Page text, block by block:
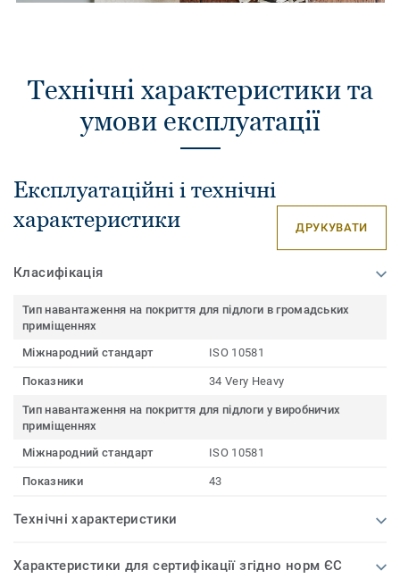
Технічні характеристики та
умови експлуатації
Експлуатаційні і технічні
характеристики
ДРУКУВАТИ
Класифікація
Тип навантаження на покриття для підлоги в громадських
приміщеннях
Міжнародний стандарт
ISO 10581
Показники 34 Very Heavy
Тип навантаження на покриття для підлоги у виробничих
приміщеннях
Міжнародний стандарт
ISO 10581
Показники 43
Технічні характеристики
Характеристики для сертифікації згідно норм ЄС